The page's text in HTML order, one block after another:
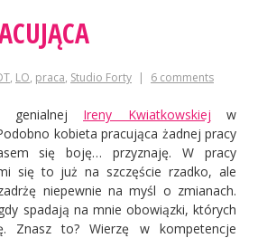
akwarele
lipcowe
warsztaty
w
Gdańsku
, LO, praca, Studio Forty 6 comments
genialnej Ireny Kwiatkowskiej w
kobieta pracująca żadnej pracy
się boję… przyznaję. W pracy
się to już na szczęście rzadko, ale
niepewnie na myśl o zmianach.
spadają na mnie obowiązki, których
Znasz to? Wierzę w kompetencje